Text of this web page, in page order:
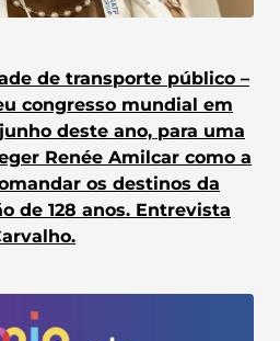
de transporte público –
congresso mundial em
deste ano, para uma
Renée Amilcar como a
os destinos da
de 128 anos. Entrevista